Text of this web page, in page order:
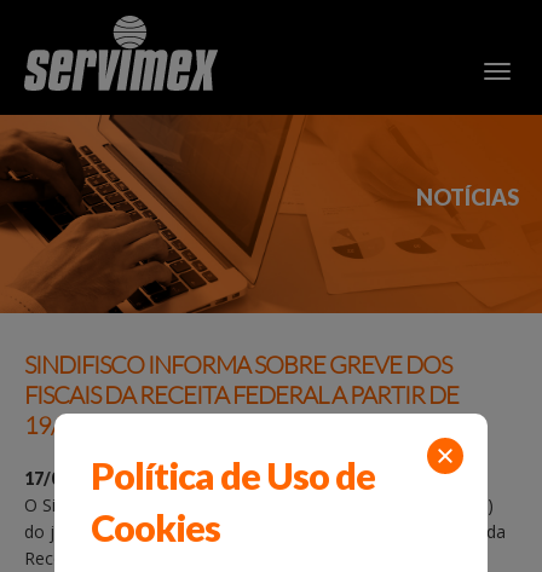
NOTÍCIAS
SINDIFISCO INFORMA SOBRE GREVE DOS
FISCAIS DA RECEITA FEDERAL A PARTIR DE
19/08/2015
17/08/2015
O Sindifisco Nacional publicou, na edição de sábado (15/08)
do jornal Correio Braziliense, um comunicado à Secretaria da
Receita Federal e às suas unidades centrais e
Política de Uso de
Cookies